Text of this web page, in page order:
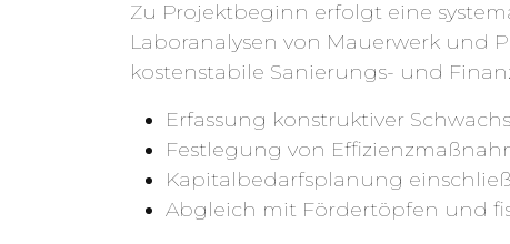
Zu Projektbeginn erfolgt eine
Laboranalysen von Mauerwerk und
kostenstabile Sanierungs- und
Erfassung konstruktiver
Festlegung von
Kapitalbedarfsplanung
Abgleich mit Fördertöpfen und